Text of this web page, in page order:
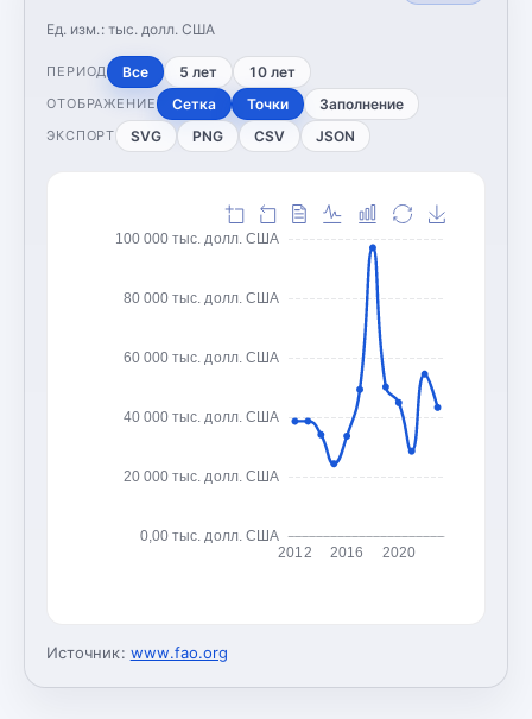
Ед. изм.: тыс. долл. США
ПЕРИОД Все 5 лет 10 лет
ОТОБРАЖЕНИЕ Сетка Точки Заполнение
ЭКСПОРТ SVG PNG CSV JSON
0,00 тыс. долл. США
20 000 тыс. долл. США
40 000 тыс. долл. США
60 000 тыс. долл. США
80 000 тыс. долл. США
100 000 тыс. долл. США
2012 2016 2020
Источник: www.fao.org